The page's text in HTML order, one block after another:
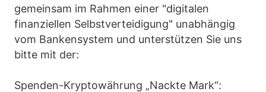
gemeinsam im Rahmen einer "digitalen
finanziellen Selbstverteidigung" unabhängig
vom Bankensystem und unterstützen Sie uns
bitte mit der:
Spenden-Kryptowährung „Nackte Mark“: